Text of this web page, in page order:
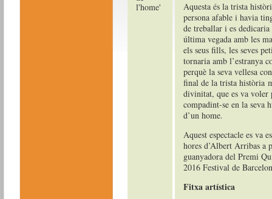
Aquesta és la trista
persona afable i havia
de treballar i es
última vegada amb les
els seus fills, les seves
tornaria amb l’estranya
perquè la seva vellesa
final de la trista història
divinitat, que es va voler
compadint-se en la seva
d’un home.
Aquest espectacle es va
hores d’Albert Arribas a
guanyadora del Premi
2016 Festival de
Fitxa artística